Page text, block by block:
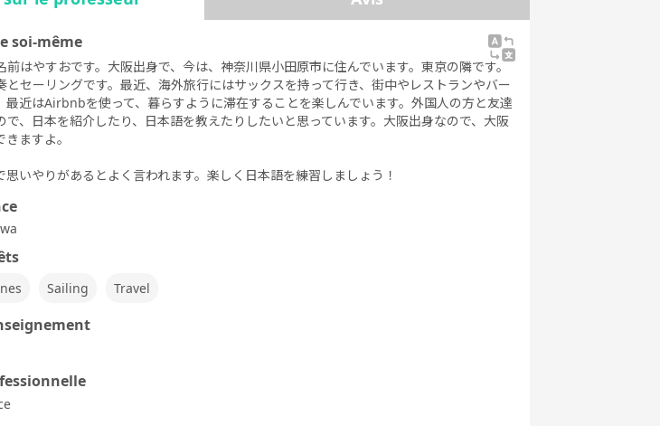
デイリートピ
soi-même
前はやすおです。大阪出身で、今は、神奈川県小田原市に住んでいます。東京の隣です。
とセーリングです。最近、海外旅行にはサックスを持って行き、街中やレストランやバー
最近はAirbnbを使って、暮らすように滞在することを楽しんでいます。外国人の方と友達
で、日本を紹介したり、日本語を教えたりしたいと思っています。大阪出身なので、大阪
ますよ。
思いやりがあるとよく言われます。楽しく日本語を練習しましょう！
Sailing Travel